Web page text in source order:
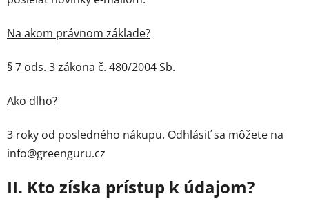
Na akom právnom základe?
§ 7 ods. 3 zákona č. 480/2004 Sb.
Ako dlho?
3 roky od posledného nákupu. Odhlásiť sa môžete na
info@greenguru.cz
II. Kto získa prístup k údajom?